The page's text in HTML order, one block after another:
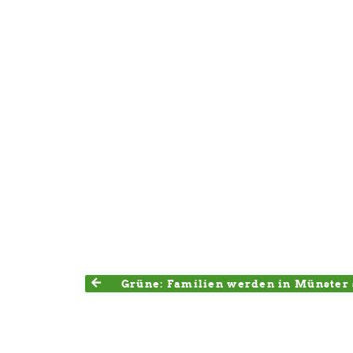
Grüne: Familien werden in